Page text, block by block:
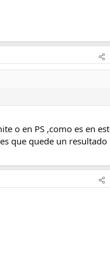
o en PS ,como es en
que quede un resultado